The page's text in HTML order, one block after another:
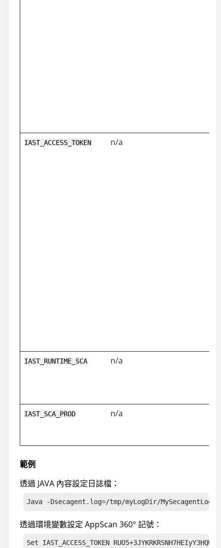
IAST_ACCESS_TOKEN n/a
IAST_RUNTIME_SCA n/a
IAST_SCA_PROD n/a
範例
透過 JAVA 內容設定日誌檔：
Java -Dsecagent.log=/tmp/myLogDir/
透過環境變數設定 AppScan 360° 記號：
Set IAST_ACCESS_TOKEN